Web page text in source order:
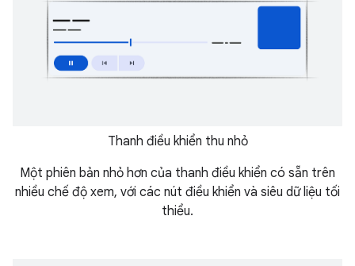
Thanh điều khiển thu nhỏ
Một phiên bản nhỏ hơn của thanh điều khiển có sẵn trên
nhiều chế độ xem, với các nút điều khiển và siêu dữ liệu tối
thiểu.